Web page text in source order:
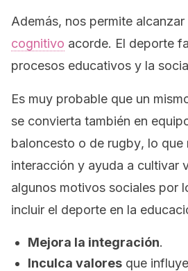
Además, nos permite alcanzar
cognitivo acorde. El deporte
procesos educativos y la
Es muy probable que un
se convierta también en
baloncesto o de rugby, lo que
interacción y ayuda a cultivar
algunos motivos sociales por
incluir el deporte en la
Mejora la integración.
Inculca valores que